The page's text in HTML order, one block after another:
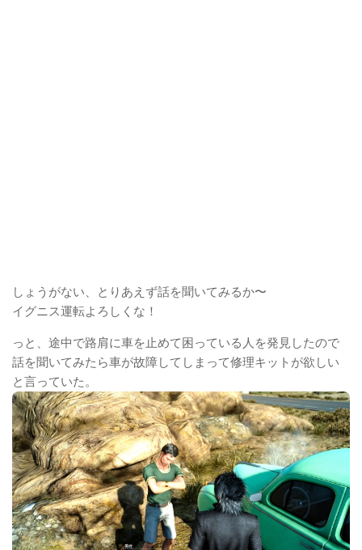
しょうがない、とりあえず話を聞いてみるか〜
イグニス運転よろしくな！
っと、途中で路肩に車を止めて困っている人を発見したので
話を聞いてみたら車が故障してしまって修理キットが欲しい
と言っていた。